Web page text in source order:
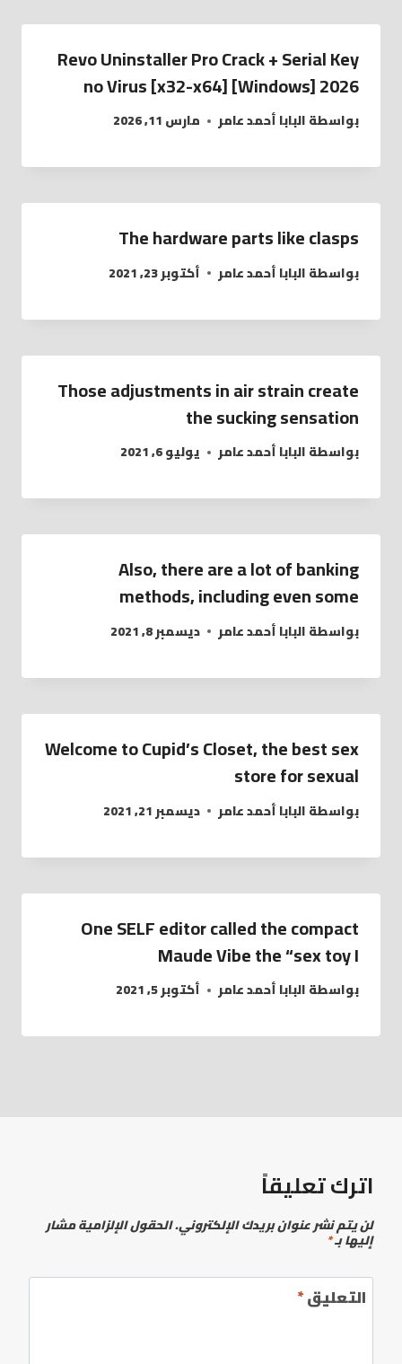
Revo Uninstaller Pro Crack + Serial Key
no Virus [x32-x64] [Windows] 2026
بواسطةالبابا أحمد عامر مارس 11, 2026
The hardware parts like clasps
بواسطةالبابا أحمد عامر أكتوبر 23, 2021
Those adjustments in air strain create
the sucking sensation
بواسطةالبابا أحمد عامر يوليو 6, 2021
Also, there are a lot of banking
methods, including even some
بواسطةالبابا أحمد عامر ديسمبر 8, 2021
Welcome to Cupid’s Closet, the best sex
store for sexual
بواسطةالبابا أحمد عامر ديسمبر 21, 2021
One SELF editor called the compact
Maude Vibe the “sex toy I
بواسطةالبابا أحمد عامر أكتوبر 5, 2021
اترك تعليقاً
لن يتم نشر عنوان بريدك الإلكتروني.الحقول الإلزامية مشار
إليها بـ*
التعليق*